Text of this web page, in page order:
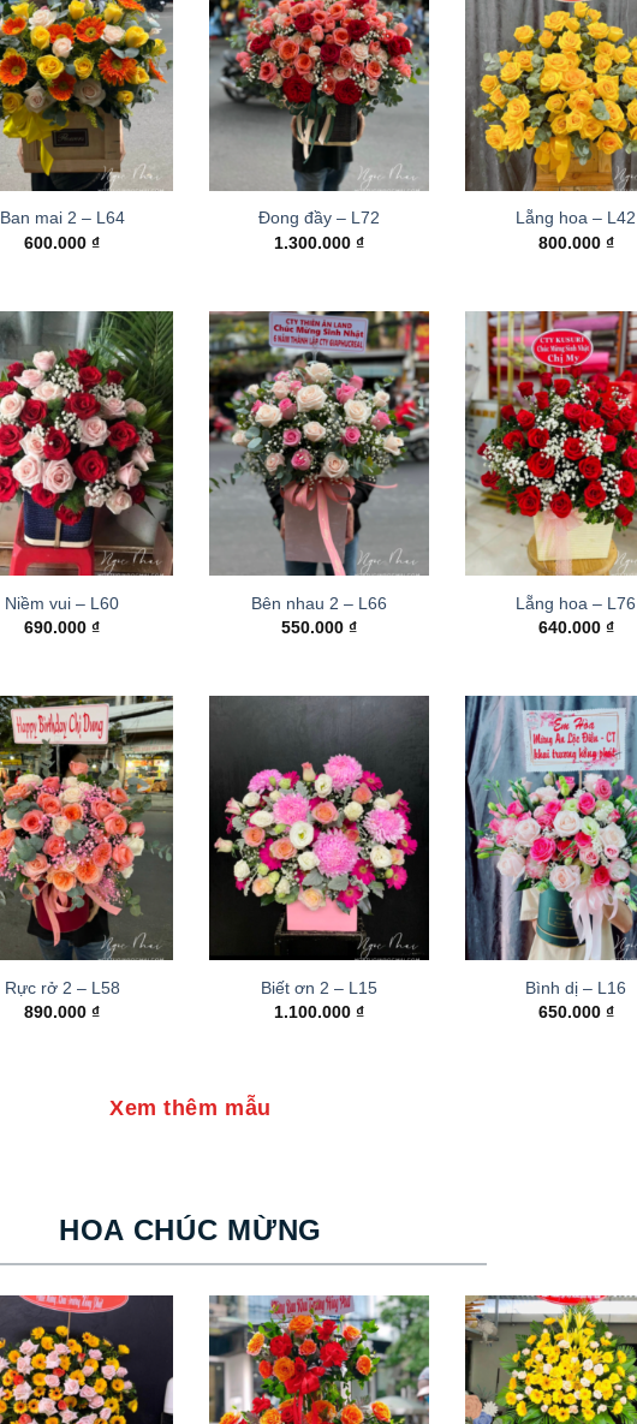
Ban mai 2 – L64
600.000₫
Đong đầy – L72
1.300.000 ₫
Lẵng hoa – L42
800.000 ₫
Niềm vui – L60
690.000₫
Bên nhau 2 – L66
550.000 ₫
Lẵng hoa – L76
640.000 ₫
Rực rở 2 – L58
890.000₫
Biết ơn 2 – L15
1.100.000 ₫
Bình dị – L16
650.000 ₫
Xem thêm mẫu
HOA CHÚC MỪNG